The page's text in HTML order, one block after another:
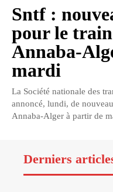
Sntf :
pour le
Annaba-
mardi
La Société nationale des
annoncé, lundi, de
Annaba-Alger à partir de
Derniers